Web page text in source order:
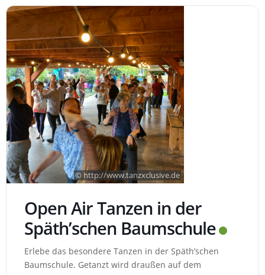
© http://www.tanzxclusive.de
Open Air Tanzen in der
Späth’schen Baumschule
Erlebe das besondere Tanzen in der Späth’schen
Baumschule. Getanzt wird draußen auf dem